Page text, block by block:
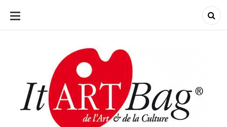
ALLER
CONTENU
ItArtBag